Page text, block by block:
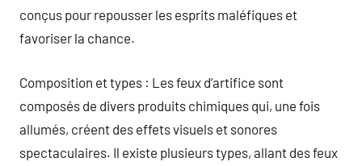
conçus pour repousser les esprits maléfiques et
favoriser la chance.
Composition et types : Les feux d’artifice sont
composés de divers produits chimiques qui, une fois
allumés, créent des effets visuels et sonores
spectaculaires. Il existe plusieurs types, allant des feux